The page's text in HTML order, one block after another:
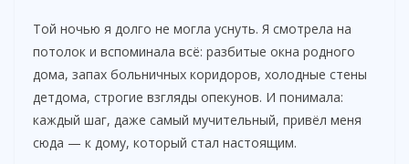
Той ночью я долго не могла уснуть. Я смотрела на
потолок и вспоминала всё: разбитые окна родного
дома, запах больничных коридоров, холодные стены
детдома, строгие взгляды опекунов. И понимала:
каждый шаг, даже самый мучительный, привёл меня
сюда — к дому, который стал настоящим.